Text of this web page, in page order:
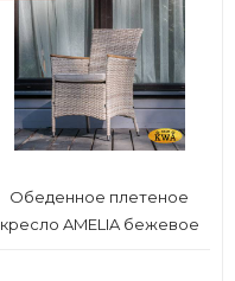
Обеденное плетеное
кресло AMELIA бежевое